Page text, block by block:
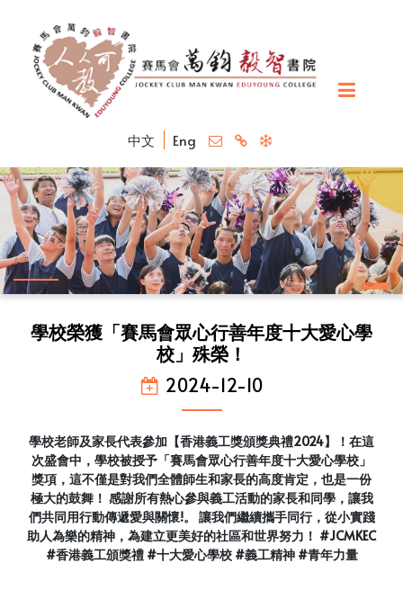
中文 Eng
學校榮獲「賽馬會眾心行善年度十大愛心學
校」殊榮！
2024-12-10
學校老師及家長代表參加【香港義工獎頒獎典禮2024】！在這
次盛會中，學校被授予「賽馬會眾心行善年度十大愛心學校」
獎項，這不僅是對我們全體師生和家長的高度肯定，也是一份
極大的鼓舞！ 感謝所有熱心參與義工活動的家長和同學，讓我
們共同用行動傳遞愛與關懷!。 讓我們繼續攜手同行，從小實踐
助人為樂的精神，為建立更美好的社區和世界努力！ #JCMKEC
#香港義工頒獎禮 #十大愛心學校 #義工精神 #青年力量